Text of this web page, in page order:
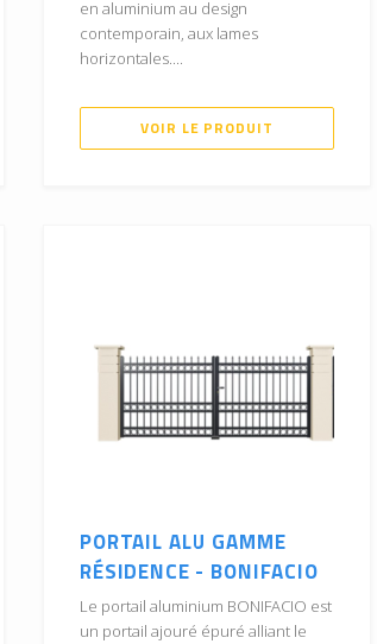
en aluminium au design
contemporain, aux lames
horizontales....
VOIR LE PRODUIT
PORTAIL ALU GAMME
RÉSIDENCE - BONIFACIO
Le portail aluminium BONIFACIO est
un portail ajouré épuré alliant le